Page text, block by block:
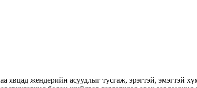
жендерийн асуудлыг тусгаж, эрэгтэй, эмэгтэй